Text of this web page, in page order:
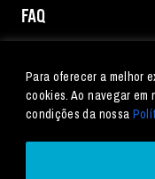
Para oferecer a melhor
cookies. Ao navegar em
condições da nossa
FAQ